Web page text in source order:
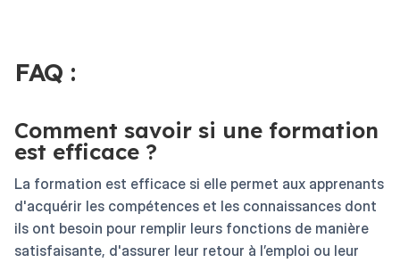
FAQ :
Comment savoir si une formation
est efficace ?
La formation est efficace si elle permet aux apprenants
d'acquérir les compétences et les connaissances dont
ils ont besoin pour remplir leurs fonctions de manière
satisfaisante, d'assurer leur retour à l’emploi ou leur